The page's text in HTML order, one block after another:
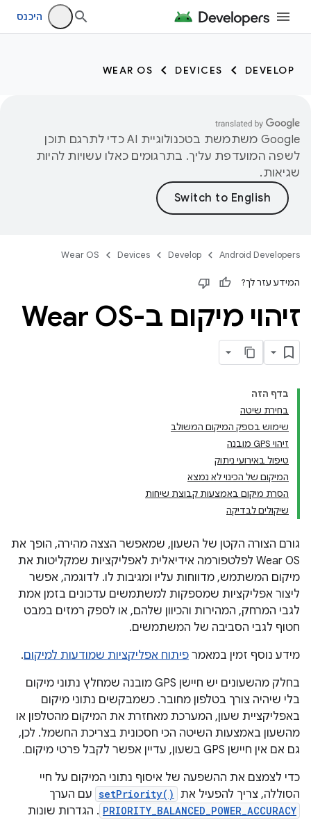
היכנס
DEVELOP
DEVICES
WEAR OS
‫Google משתמשת בטכנולוגיית AI כדי לתרגם תוכן
לשפה המועדפת עליך. בתרגומים כאלו עשויות להיות
שגיאות.
Android Developers
Develop
Devices
Wear OS
המידע עזר לך?
זיהוי מיקום ב-Wear OS
בדף הזה
בחירת שיטה
שימוש בספק המיקום המשולב
זיהוי GPS מובנה
טיפול באירועי ניתוק
המיקום של הכינוי לא נמצא
הסרת מיקום באמצעות קבוצת שיחות
שיקולים לבדיקה
גורם הצורה הקטן של השעון, שמאפשר הצצה מהירה, הופך את
Wear OS לפלטפורמה אידיאלית לאפליקציות שמקליטות את
מיקום המשתמש, מדווחות עליו ומגיבות לו. לדוגמה, אפשר
ליצור אפליקציות שמספקות למשתמשים עדכונים בזמן אמת
לגבי המרחק, המהירות והכיוון שלהם, או לספק רמזים במבט
חטוף לגבי הסביבה של המשתמשים.
מידע נוסף זמין במאמר פיתוח אפליקציות שמודעות למיקום.
בחלק מהשעונים יש חיישן GPS מובנה שמחלץ נתוני מיקום
בלי שיהיה צורך בטלפון מחובר. כשמבקשים נתוני מיקום
באפליקציית שעון, המערכת מאחזרת את המיקום מהטלפון או
מהשעון באמצעות השיטה הכי חסכונית בצריכת החשמל. לכן,
גם אם אין חיישן GPS בשעון, עדיין אפשר לקבל פרטי מיקום.
כדי לצמצם את ההשפעה של איסוף נתוני המיקום על חיי
הסוללה, צריך להפעיל את setPriority() עם הערך
PRIORITY_BALANCED_POWER_ACCURACY . הגדרות שונות